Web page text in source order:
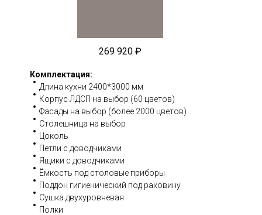
Комплектация:
Длина кухни 2400*3000 мм
Корпус ЛДСП на выбор (60 цветов)
Фасады на выбор (более 2000 цветов)
Столешница на выбор
Цоколь
Петли с доводчиками
Ящики с доводчиками
Ёмкость под столовые приборы
Поддон гигиенический под раковину
Сушка двухуровневая
Полки
269 920 ₽